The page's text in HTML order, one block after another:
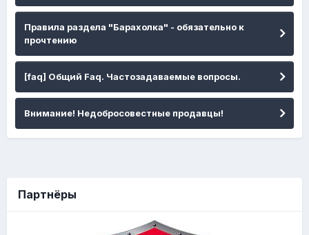
Правила раздела "Барахолка" - обязательно к
прочтению
[faq] Общий Faq. Частозадаваемые вопросы.
Внимание! Недобросовестные продавцы!
Партнёры